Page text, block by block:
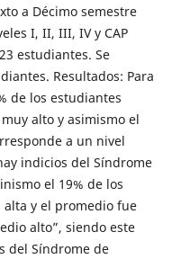
a Décimo semestre
I, II, III, IV y CAP
estudiantes. Se
Resultados: Para
de los estudiantes
alto y asimismo el
a un nivel
indicios del Síndrome
el 19% de los
y el promedio fue
alto”, siendo este
del Síndrome de